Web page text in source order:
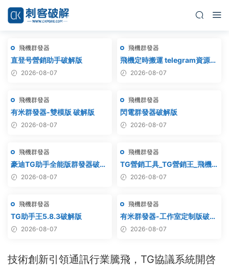
飛機群發器
直登号營銷助手破解版
2026-08-07
飛機群發器
飛機定時搬運 telegram資源搬
運 TG頻道搬運 電報頻道克隆
2026-08-07
飛機群發器
有米群發器-雙模版 破解版
2026-08-07
飛機群發器
閃電群發器破解版
2026-08-07
飛機群發器
豪迪TG助手全能版群發器破解
版 2026-08-07
飛機群發器
TG營銷工具_TG營銷王_飛機
營銷王_破解版
2026-08-07
飛機群發器
TG助手王5.8.3破解版
2026-08-07
飛機群發器
有米群發器-工作室定制版破解
版 2026-08-07
技術創新引領通訊行業騰飛，TG協議系統開啓